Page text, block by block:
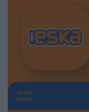
TERAZ
GRAMY